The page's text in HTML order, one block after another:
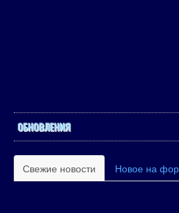
ОБНОВЛЕНИЯ
Свежие новости Новое на